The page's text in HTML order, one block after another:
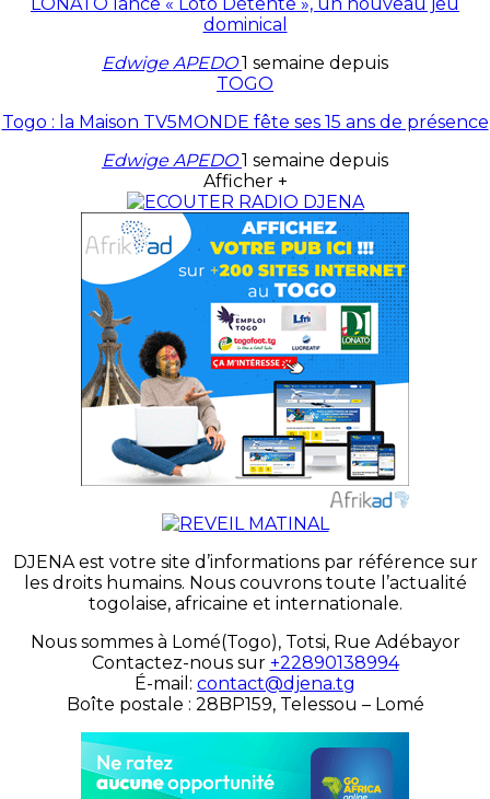
dominical
Edwige APEDO1 semaine depuis
TOGO
Togo : la Maison TV5MONDE fête ses 15 ans de présence
Edwige APEDO1 semaine depuis
Afficher +
DJENA est votre site d’informations par référence sur
les droits humains. Nous couvrons toute l’actualité
togolaise, africaine et internationale.
Nous sommes à Lomé(Togo), Totsi, Rue Adébayor
Contactez-nous sur +22890138994
É-mail: contact@djena.tg
Boîte postale : 28BP159, Telessou – Lomé